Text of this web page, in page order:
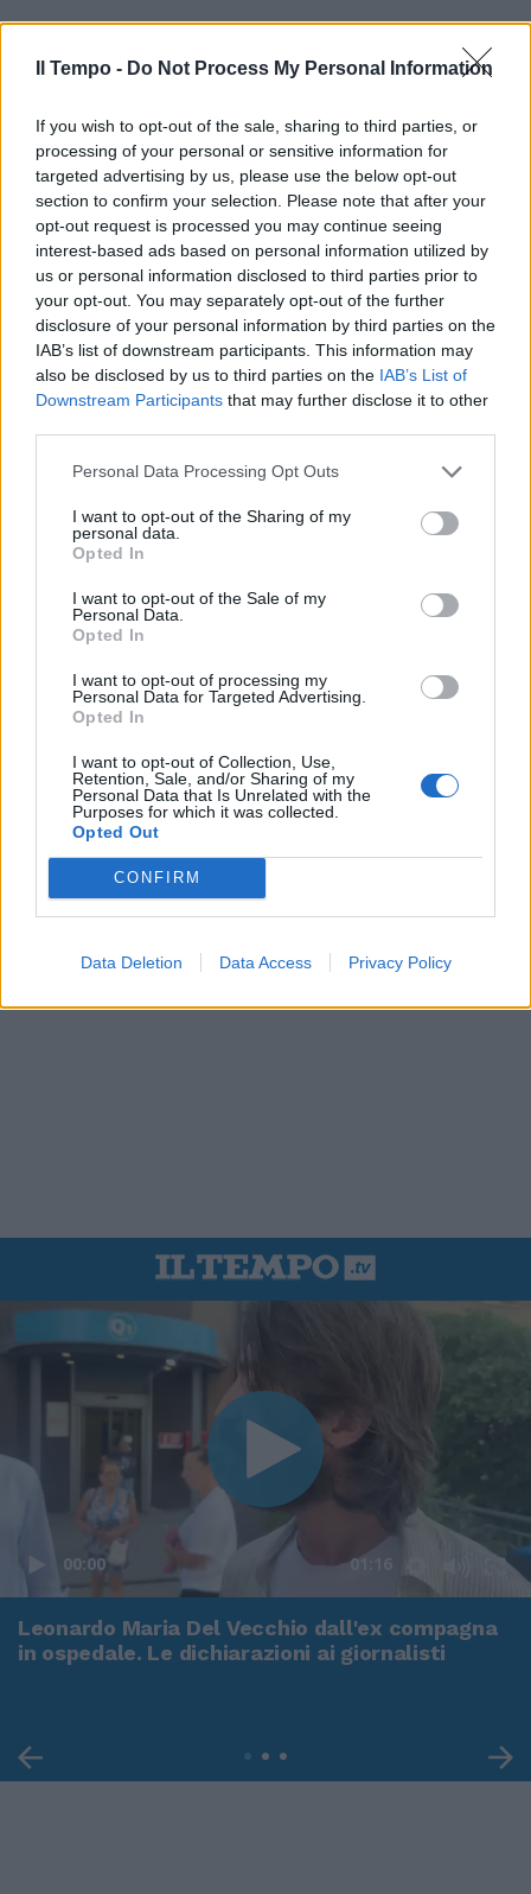
Il Tempo - Do Not Process My Personal Information
If you wish to opt-out of the sale, sharing to third parties, or
processing of your personal or sensitive information for
targeted advertising by us, please use the below opt-out
section to confirm your selection. Please note that after your
opt-out request is processed you may continue seeing
interest-based ads based on personal information utilized by
us or personal information disclosed to third parties prior to
your opt-out. You may separately opt-out of the further
disclosure of your personal information by third parties on the
IAB’s list of downstream participants. This information may
also be disclosed by us to third parties on the IAB’s List of
Downstream Participants that may further disclose it to other
Personal Data Processing Opt Outs
I want to opt-out of the Sharing of my
personal data.
Opted In
I want to opt-out of the Sale of my
Personal Data.
Opted In
I want to opt-out of processing my
Personal Data for Targeted Advertising.
Opted In
I want to opt-out of Collection, Use,
Retention, Sale, and/or Sharing of my
Personal Data that Is Unrelated with the
Purposes for which it was collected.
Opted Out
CONFIRM
Data Deletion Data Access Privacy Policy
In evidenza
00:00 01:16
Leonardo Maria Del Vecchio dall'ex compagna
in ospedale. Le dichiarazioni ai giornalisti